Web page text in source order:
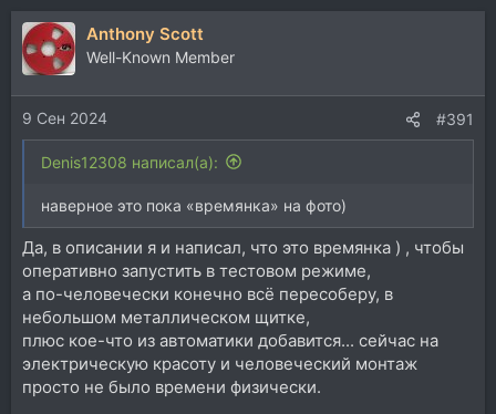
р
т
е
м
н
а
ч
Anthony Scott
Well-Known Member
9 Сен 2024 #391
Denis12308 написал(а):
наверное это пока «времянка» на фото)
Да, в описании я и написал, что это времянка ) , чтобы
оперативно запустить в тестовом режиме,
а по-человечески конечно всё пересоберу, в
небольшом металлическом щитке,
плюс кое-что из автоматики добавится... сейчас на
электрическую красоту и человеческий монтаж
просто не было времени физически.